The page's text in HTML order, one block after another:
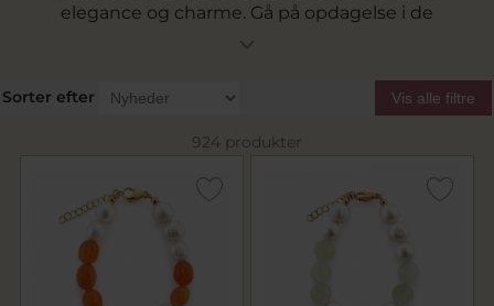
elegance og charme. Gå på opdagelse i de
hvide skønheder og se dem i den smukkeste
perleøreringe, perleringe og endnu mere hvor
perlerne skaber smukt design i kombination
med andre smukke materialer og sten.
Sorter efter Vis alle filtre
924 produkter